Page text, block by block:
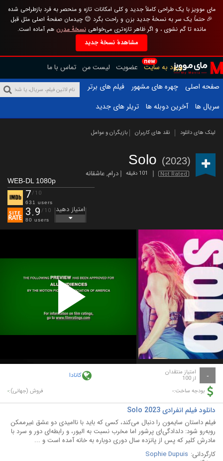
مای موویز با یک طراحی کاملاً جدید و کلی امکانات تازه و منحصر به فرد بازطراحی شده
🎉 حتماً یک سر به نسخهٔ جدید بزن و راحت بگرد 😊 چیدمان صفحهٔ اصلی مثل قبل
مانده تا گم نشوی ، و اگر ظاهر تازه‌تری می‌خواهینسخهٔ مدرن هم آماده است.
مشاهدهٔ نسخهٔ جدید
new
ورود به سایت عضویت لیست من تماس با ما
صفحه اصلی
چهره های مشهور
فیلم های برتر
سریال ها
آخرین دوبله ها تریلر های جدید
لینک های دانلود نقد های کاربران بازیگران و عوامل
Solo (2023)
Not Rated 101 دقیقه درام,عاشقانه
WEB-DL 1080p
7/10
631 users
3.9 /10
80 users
امتیاز دهید
Play
Video
- امتیاز منتقدان
از 100 کانادا
بودجه ساخت:- فروش (جهانی):-
دانلود فیلم انفرادی Solo 2023
فیلم داستان سایمون را دنبال می‌کند، کسی که باید با ناامیدی دو عشق غیرممکن
روبه‌رو شود: دلدادگی‌ای پرشور اما مخرب نسبت به الیور، و رابطه‌ای دور و سرد با
مادرش کلیر که پس از پانزده سال دوری دوباره به خانه آمده است و ...
کارگردانی: Sophie Dupuis